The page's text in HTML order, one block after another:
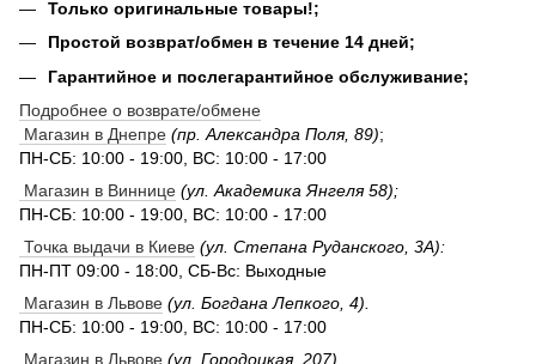
Только оригинальные товары!;
Простой возврат/обмен в течение 14 дней;
Гарантийное и послегарантийное обслуживание;
Подробнее о возврате/обмене
Магазин в Днепре (пр. Александра Поля, 89);
ПН-СБ: 10:00 - 19:00, ВС: 10:00 - 17:00
Магазин в Виннице (ул. Академика Янгеля 58);
ПН-СБ: 10:00 - 19:00, ВС: 10:00 - 17:00
Точка выдачи в Киеве (ул. Степана Руданского, 3А):
ПН-ПТ 09:00 - 18:00, СБ-Вс: Выходные
Магазин в Львове (ул. Богдана Лепкого, 4).
ПН-СБ: 10:00 - 19:00, ВС: 10:00 - 17:00
Магазин в Львове (ул. Городоцкая, 207).